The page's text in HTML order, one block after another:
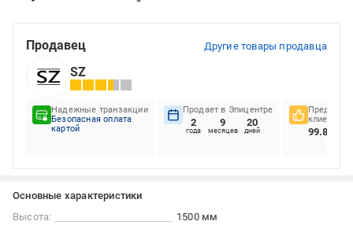
Продавец Другие товары продавца
SZ
Надежные транзакции
Безопасная оплата
картой
Продает в Эпицентре
2
года
9
месяцев
20
дней
клиентов
99.85%
Основные характеристики
Высота:
1500 мм